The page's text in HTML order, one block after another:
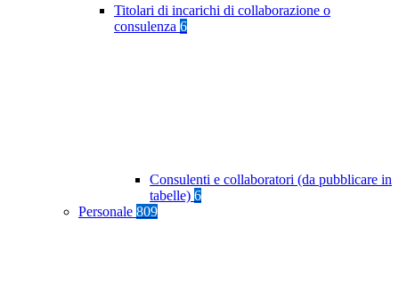
Titolari di incarichi di collaborazione o
consulenza 6
Consulenti e collaboratori (da pubblicare in
tabelle) 6
Personale 809